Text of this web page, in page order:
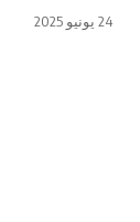
24 يونيو 2025